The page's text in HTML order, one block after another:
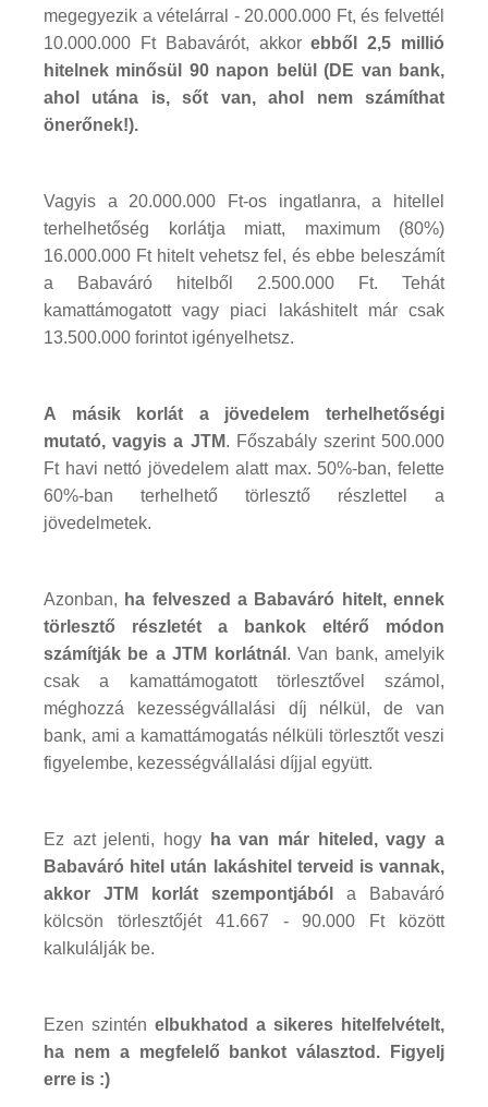
megegyezik a vételárral - 20.000.000 Ft, és felvettél
10.000.000 Ft Babavárót, akkorebből 2,5 millió
hitelnek minősül 90 napon belül (DE van bank,
ahol utána is, sőt van, ahol nem számíthat
önerőnek!).
Vagyis a 20.000.000 Ft-os ingatlanra, a hitellel
terhelhetőség korlátja miatt, maximum (80%)
16.000.000 Ft hitelt vehetsz fel, és ebbe beleszámít
a Babaváró hitelből 2.500.000 Ft. Tehát
kamattámogatott vagy piaci lakáshitelt már csak
13.500.000 forintot igényelhetsz.
A másik korlát a jövedelem terhelhetőségi
mutató, vagyis a JTM. Főszabály szerint 500.000
Ft havi nettó jövedelem alatt max. 50%-ban, felette
60%-ban terhelhető törlesztő részlettel a
jövedelmetek.
Azonban, ha felveszed a Babaváró hitelt, ennek
törlesztő részletét a bankok eltérő módon
számítják be a JTM korlátnál . Van bank, amelyik
csak a kamattámogatott törlesztővel számol,
méghozzá kezességvállalási díj nélkül, de van
bank, ami a kamattámogatás nélküli törlesztőt veszi
figyelembe, kezességvállalási díjjal együtt.
Ez azt jelenti, hogy
ha van már hiteled, vagy a
Babaváró hitel után lakáshitel terveid is vannak,
akkor JTM korlát szempontjából
a Babaváró
kölcsön törlesztőjét 41.667 - 90.000 Ft között
kalkulálják be.
Ezen szintén elbukhatod a sikeres hitelfelvételt,
ha nem a megfelelő bankot választod. Figyelj
erre is :)